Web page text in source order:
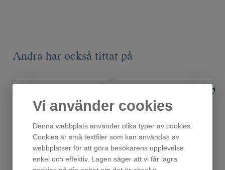
Vi använder cookies
Denna webbplats använder olika typer av cookies.
Cookies är små textfiler som kan användas av
webbplatser för att göra besökarens upplevelse
enkel och effektiv. Lagen säger att vi får lagra
Andra har också tittat på